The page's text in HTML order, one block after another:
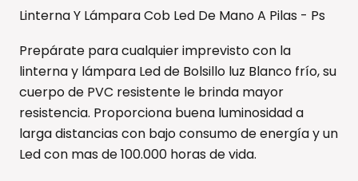
Linterna Y Lámpara Cob Led De Mano A Pilas - Ps
Prepárate para cualquier imprevisto con la
linterna y lámpara Led de Bolsillo luz Blanco frío, su
cuerpo de PVC resistente le brinda mayor
resistencia. Proporciona buena luminosidad a
larga distancias con bajo consumo de energía y un
Led con mas de 100.000 horas de vida.